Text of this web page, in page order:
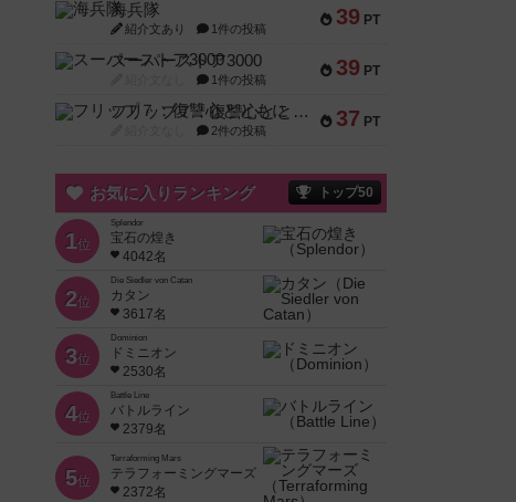
39 PT
海兵隊
紹介文あり 1件の投稿
39 PT
スーパーストア3000
1件の投稿
37 PT
フリップ７：復讐心とともに
2件の投稿
お気に入りランキング トップ50
1位
Splendor
宝石の煌き
4042名
2位
Die Siedler von Catan
カタン
3617名
3位
Dominion
ドミニオン
2530名
4位
Battle Line
バトルライン
2379名
5位
Terraforming Mars
テラフォーミングマーズ
2372名